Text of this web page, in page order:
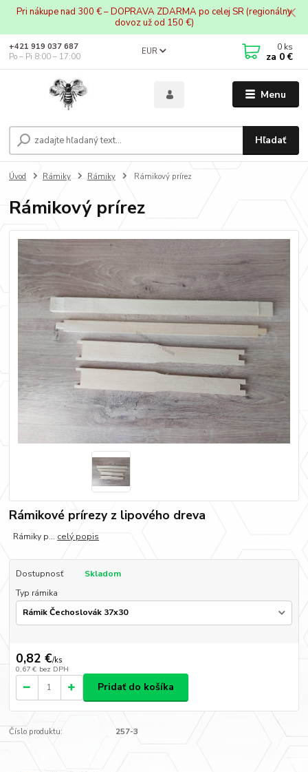
Pri nákupe nad 300 € – DOPRAVA ZDARMA po celej SR (regionálny
dovoz už od 150 €)
Menu
EUR
Hľadať
+421 919 037 687
Po – Pi 8:00 – 17:00
0 ks
za 0 €
Úvod Rámiky Rámiky Rámikový prírez
Rámikový prírez
Rámikové prírezy z lipového dreva
Rámiky p... celý popis
Dostupnosť
Skladom
Typ rámika
0,82 €/ks
0,67 € bez DPH
Pridať do košíka
Číslo produktu: 257-3